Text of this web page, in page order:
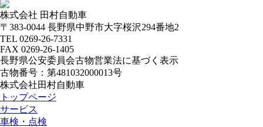
株式会社 田村自動車
〒383-0044 長野県中野市大字桜沢294番地2
TEL 0269-26-7331
FAX 0269-26-1405
長野県公安委員会古物営業法に基づく表示
古物番号：第481032000013号
株式会社田村自動車
トップページ
サービス
車検・点検